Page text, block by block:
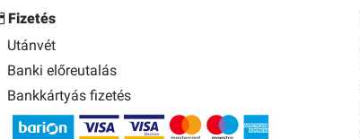
Fizetés
Utánvét
Banki előreutalás
Bankkártyás fizetés